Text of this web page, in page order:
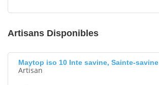
Artisans Disponibles
Maytop iso 10 Inte savine, Sainte-savine
Artisan